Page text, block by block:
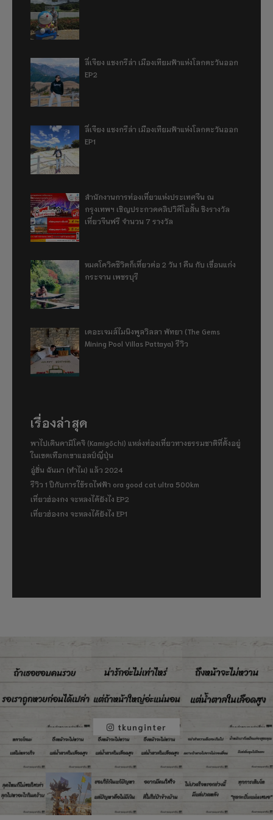
ลี่เจียง แชงกรีล่า เมืองเทียมฟ้าแห่งโลกตะวันออก
EP2
ลี่เจียง แชงกรีล่า เมืองเทียมฟ้าแห่งโลกตะวันออก
EP1
สำนักงานการท่องเที่ยวแห่งประเทศจีน ณ
กรุงเทพฯ เชิญประกวดคลิปวิดีโอสั้น ชิงรางวัล
เที่ยวจีนฟรี จำนวน 7 รางวัล
หมดโควิดชีวิตก็เที่ยวต่อ 2 วัน 1 คืน กับ เขื่อนแก่ง
กระจาน เพชรบุรี
เดอะเจมส์ไมนิงพูลวิลลา พัทยา (The Gems
Mining Pool Villas Pattaya) รีวิว
เรื่องล่าสุด
พาไปเดินคามิโคจิ (Kamigōchi) แหล่งท่องเที่ยวทางธรรมชาติที่ตั้งอยู่
ในเขตเทือกเขาแอลป์ญี่ปุ่น
อู่ฮั่น ฉันมา (ทำไม) แล้ว 2024
รีวิว 1 ปีกับการใช้รถไฟฟ้า ora good cat ultra 500km
เที่ยวฮ่องกง จะหลงได้ยังไง EP2
เที่ยวฮ่องกง จะหลงได้ยังไง EP1
tkunginter